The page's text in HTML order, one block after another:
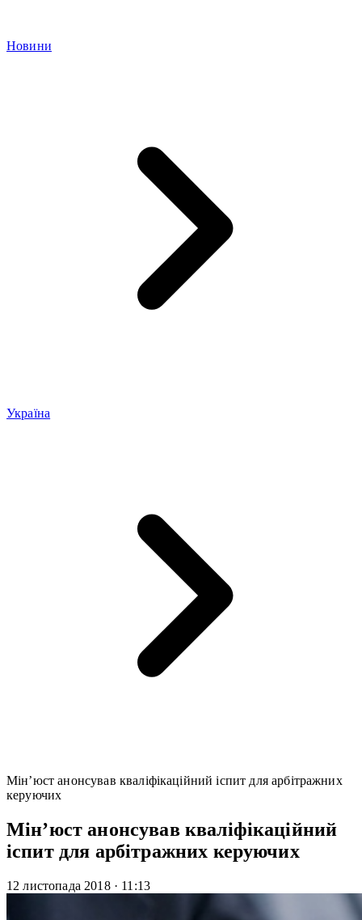
Новини
Україна
Мін’юст анонсував кваліфікаційний іспит для арбітражних
керуючих
Мін’юст анонсував кваліфікаційний
іспит для арбітражних керуючих
12 листопада 2018 · 11:13